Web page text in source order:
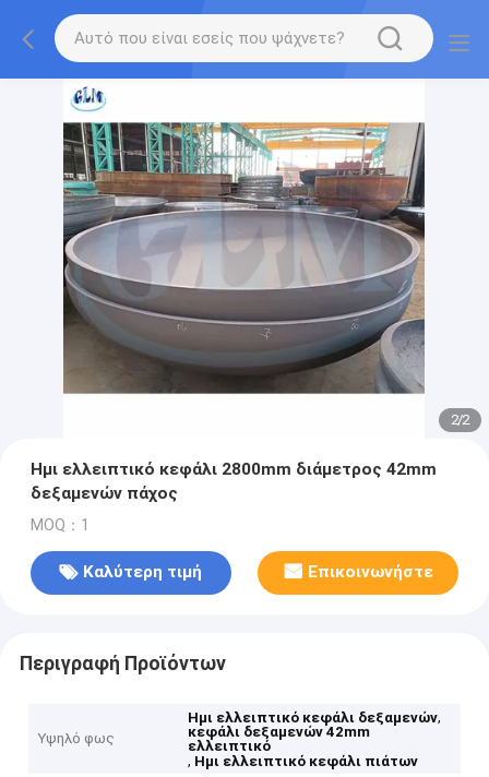
2/2
Ημι ελλειπτικό κεφάλι 2800mm διάμετρος 42mm
δεξαμενών πάχος
MOQ：1
Καλύτερη τιμή Επικοινωνήστε
Περιγραφή Προϊόντων
Υψηλό φως
Ημι ελλειπτικό κεφάλι δεξαμενών,
κεφάλι δεξαμενών 42mm
ελλειπτικό
, Ημι ελλειπτικό κεφάλι πιάτων